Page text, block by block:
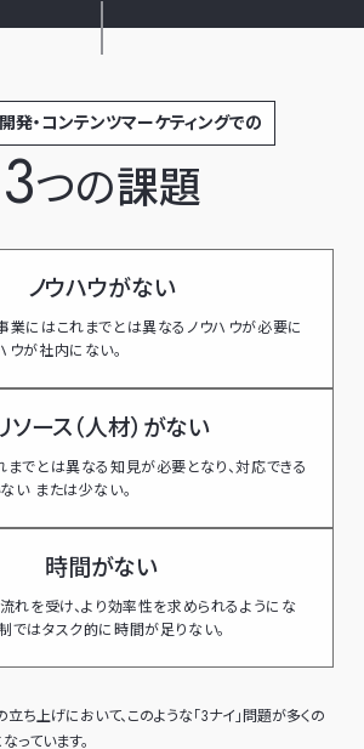
発・コンテンツマーケティングでの
3つの課題
ノウハウがない
業にはこれまでとは異なるノウハウが必要に
ウが社内にない。
ソース（人材）がない
までとは異なる知見が必要となり、対応できる
い または少ない。
時間がない
流れを受け、より効率性を求められるようにな
ではタスク的に時間が足りない。
ち上げにおいて、このような「3ナイ」問題が多くの
っています。